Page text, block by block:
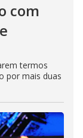
com
termos
por mais duas